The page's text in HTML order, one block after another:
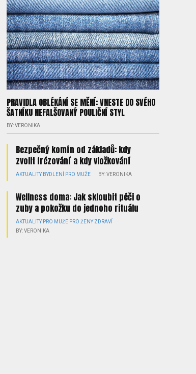
PRAVIDLA OBLÉKÁNÍ SE MĚNÍ: VNESTE DO SVÉHO
ŠATNÍKU NEFALŠOVANÝ POULIČNÍ STYL
BY: VERONIKA
Bezpečný komín od základů: kdy
zvolit frézování a kdy vložkování
AKTUALITY BYDLENÍ PRO MUŽE BY: VERONIKA
Wellness doma: Jak skloubit péči o
zuby a pokožku do jednoho rituálu
AKTUALITY PRO MUŽE PRO ŽENY ZDRAVÍ
BY: VERONIKA